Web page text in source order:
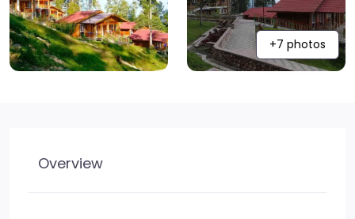
+7 photos
Overview